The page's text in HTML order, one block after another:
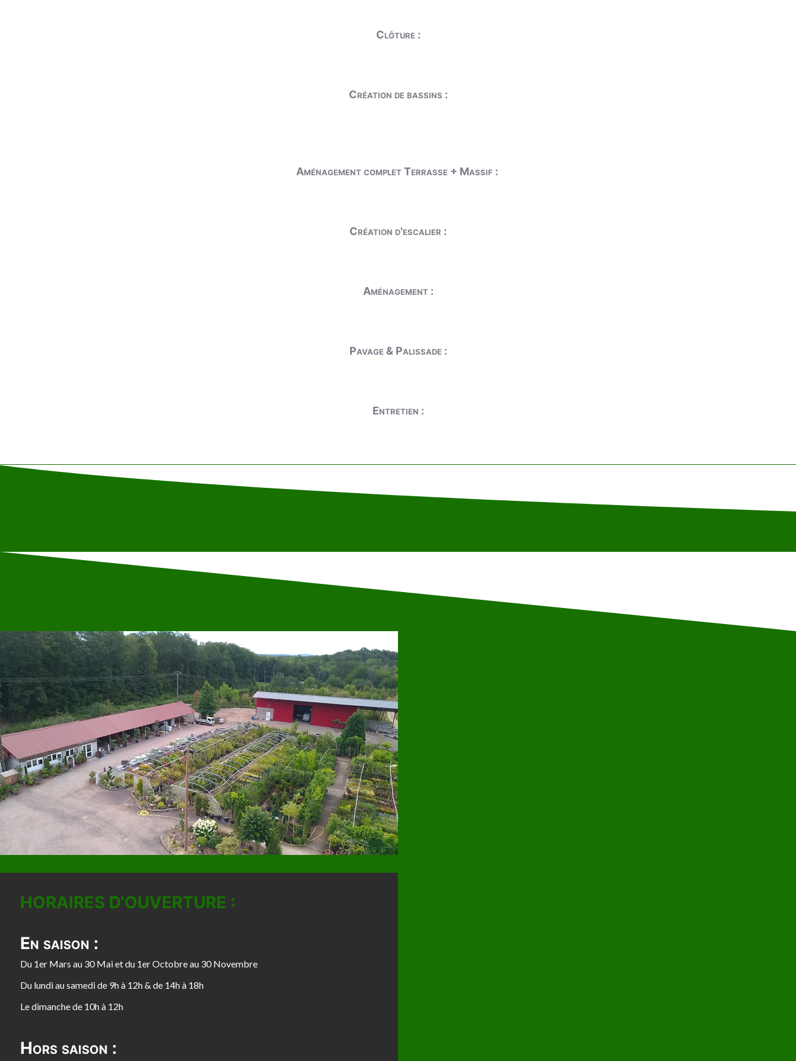
Clôture :
Création de bassins :
Aménagement complet Terrasse + Massif :
Création d'escalier :
Aménagement :
Pavage & Palissade :
Entretien :
HORAIRES D'OUVERTURE :
En saison :
Du 1er Mars au 30 Mai et du 1er Octobre au 30 Novembre
Du lundi au samedi de 9h à 12h & de 14h à 18h
Le dimanche de 10h à 12h
Hors saison :